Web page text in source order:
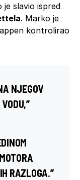
je slavio ispred
. Marko je
kontrolirao
NJEGOV
RAZLOGA.”